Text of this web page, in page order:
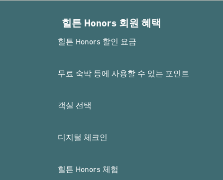
힐튼 Honors 회원 혜택
힐튼 Honors 할인 요금
무료 숙박 등에 사용할 수 있는 포인트
객실 선택
디지털 체크인
힐튼 Honors 체험